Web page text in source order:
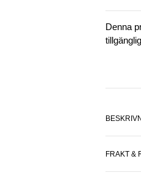
Denna
FRAKT &